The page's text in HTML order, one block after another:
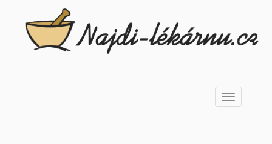
Toggle
navigation